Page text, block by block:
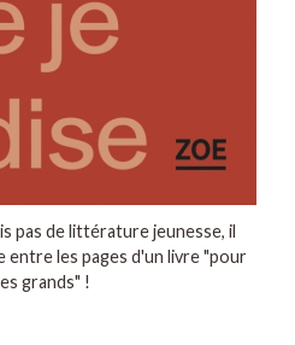
pas de littérature jeunesse, il
entre les pages d'un livre "pour
grands" !